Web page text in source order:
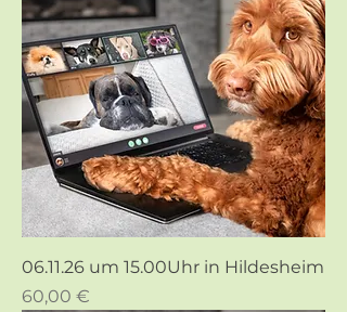
06.11.26 um 15.00Uhr in Hildesheim
Preis
60,00 €